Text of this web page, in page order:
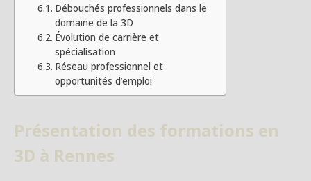
Débouchés professionnels dans le
domaine de la 3D
Évolution de carrière et
spécialisation
Réseau professionnel et
opportunités d’emploi
Présentation des formations en
3D à Rennes